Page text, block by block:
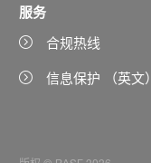
服务
合规热线
信息保护 （英文）